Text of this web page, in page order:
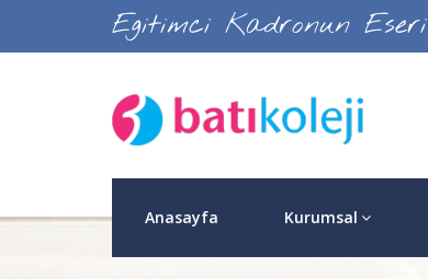
Egitimci Kadronun Eseri
Anasayfa Kurumsal